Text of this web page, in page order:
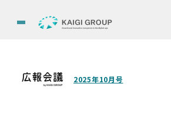
2025年10月号